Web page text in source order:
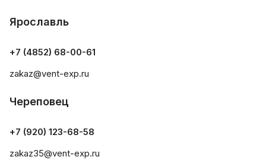
Ярославль
+7 (4852) 68-00-61
zakaz@vent-exp.ru
Череповец
+7 (920) 123-68-58
zakaz35@vent-exp.ru